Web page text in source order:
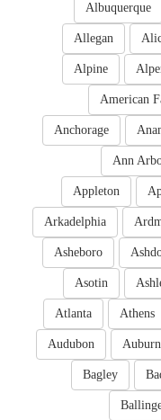
Albuquerque
Allegan
Alpine
American
Anchorage
Ann
Appleton
Arkadelphia
Asheboro
Asotin
Athens
Atlanta
Auburn
Audubon
Bagley